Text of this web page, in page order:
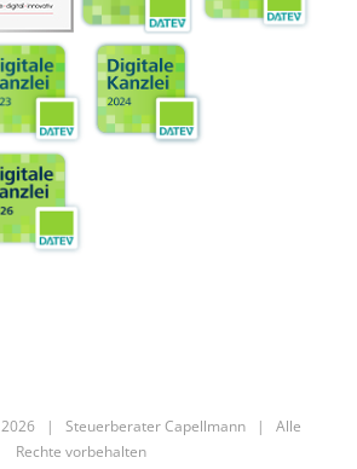
2026 | Steuerberater Capellmann | Alle
Rechte vorbehalten